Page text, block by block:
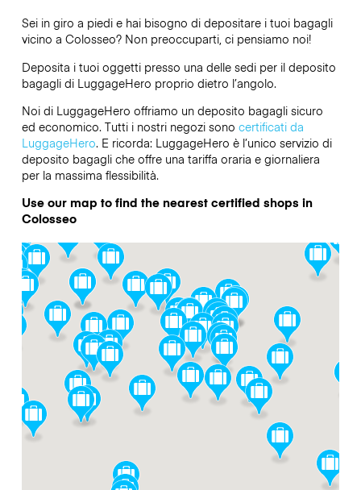
Sei in giro a piedi e hai bisogno di depositare i tuoi bagagli
vicino a Colosseo? Non preoccuparti, ci pensiamo noi!
Deposita i tuoi oggetti presso una delle sedi per il deposito
bagagli di LuggageHero proprio dietro l’angolo.
Noi di LuggageHero offriamo un deposito bagagli sicuro
ed economico. Tutti i nostri negozi sono certificati da
LuggageHero. E ricorda: LuggageHero è l’unico servizio di
deposito bagagli che offre una tariffa oraria e giornaliera
per la massima flessibilità.
Use our map to find the nearest certified shops in
Colosseo